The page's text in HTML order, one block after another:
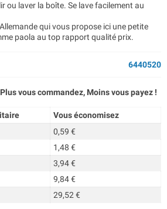
ou laver la boîte. Se lave facilement au
qui vous propose ici une petite
paola au top rapport qualité prix.
6440520
vous commandez, Moins vous payez !
Vous économisez
0,59 €
1,48 €
3,94 €
9,84 €
29,52 €